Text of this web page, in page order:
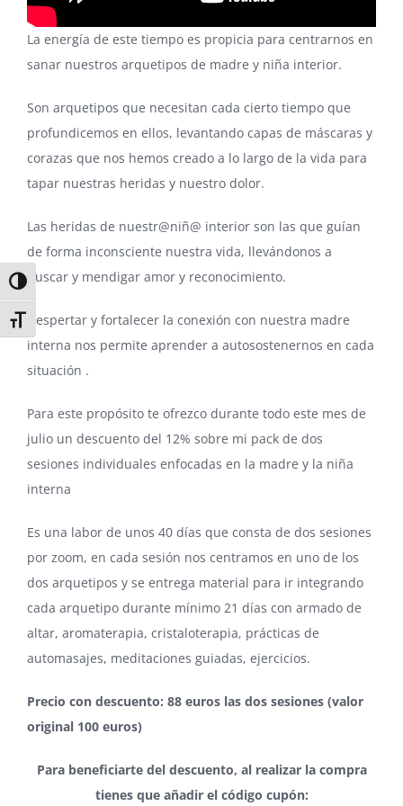
Alternar alto contraste
Alternar tamaño de letra
La energía de este tiempo es propicia para centrarnos en
sanar nuestros arquetipos de madre y niña interior.
Son arquetipos que necesitan cada cierto tiempo que
profundicemos en ellos, levantando capas de máscaras y
corazas que nos hemos creado a lo largo de la vida para
tapar nuestras heridas y nuestro dolor.
Las heridas de nuestr@niñ@ interior son las que guían
de forma inconsciente nuestra vida, llevándonos a
buscar y mendigar amor y reconocimiento.
Despertar y fortalecer la conexión con nuestra madre
interna nos permite aprender a autosostenernos en cada
situación .
Para este propósito te ofrezco durante todo este mes de
julio un descuento del 12% sobre mi pack de dos
sesiones individuales enfocadas en la madre y la niña
interna
Es una labor de unos 40 días que consta de dos sesiones
por zoom, en cada sesión nos centramos en uno de los
dos arquetipos y se entrega material para ir integrando
cada arquetipo durante mínimo 21 días con armado de
altar, aromaterapia, cristaloterapia, prácticas de
automasajes, meditaciones guiadas, ejercicios.
Precio con descuento: 88 euros las dos sesiones (valor
original 100 euros)
Para beneficiarte del descuento, al realizar la compra
tienes que añadir el código cupón: